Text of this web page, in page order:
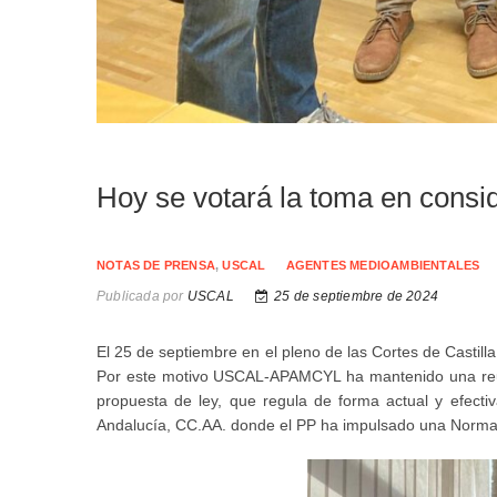
Hoy se votará la toma en
NOTAS DE PRENSA,USCAL AGENTES MEDIOAMBIENTALES
Publicada porUSCAL 25 de septiembre de 2024
El 25 de septiembre en el pleno de las Cortes de
Por este motivo USCAL-APAMCYL ha mantenido una
propuesta de ley, que regula de forma actual y
Andalucía, CC.AA. donde el PP ha impulsado una